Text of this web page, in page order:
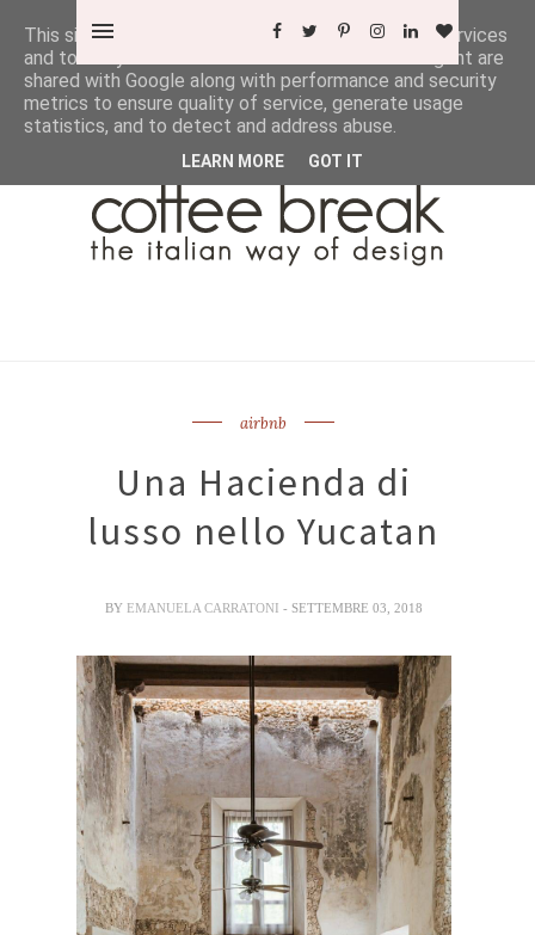
airbnb
Una Hacienda di
lusso nello Yucatan
BY EMANUELA CARRATONI - SETTEMBRE 03, 2018
This site uses cookies from Google to deliver its services
and to analyze traffic. Your IP address and user-agent are
shared with Google along with performance and security
metrics to ensure quality of service, generate usage
statistics, and to detect and address abuse.
LEARN MORE GOT IT